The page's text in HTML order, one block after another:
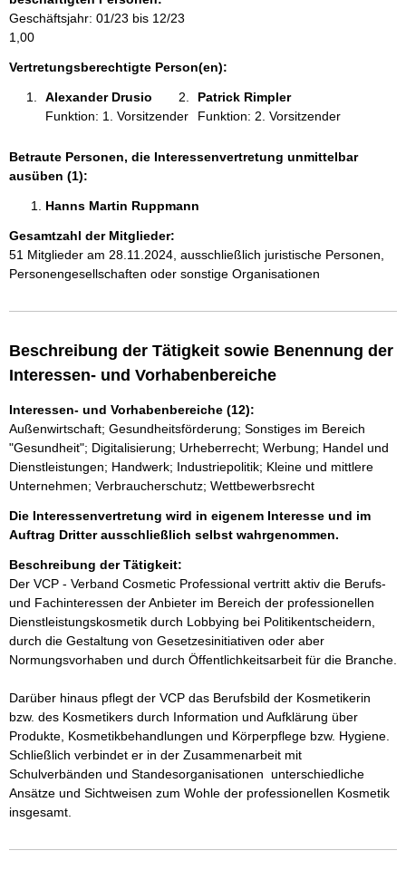
m
a
t
i
:
Geschäftsjahr: 01/23 bis 12/23
1,00
Vertretungsberechtigte Person(en):
Alexander Drusio
Funktion: 1. Vorsitzender
Patrick Rimpler
Funktion: 2. Vorsitzender
Betraute Personen, die Interessenvertretung unmittelbar
ausüben (1):
Hanns Martin Ruppmann
Gesamtzahl der Mitglieder:
51 Mitglieder am 28.11.2024, ausschließlich juristische Personen,
Personengesellschaften oder sonstige Organisationen
Beschreibung der Tätigkeit sowie Benennung der
Interessen- und Vorhabenbereiche
Interessen- und Vorhabenbereiche (12):
Außenwirtschaft; Gesundheitsförderung; Sonstiges im Bereich
"Gesundheit"; Digitalisierung; Urheberrecht; Werbung; Handel und
Dienstleistungen; Handwerk; Industriepolitik; Kleine und mittlere
Unternehmen; Verbraucherschutz; Wettbewerbsrecht
Die Interessenvertretung wird in eigenem Interesse und im
Auftrag Dritter ausschließlich selbst wahrgenommen.
Beschreibung der Tätigkeit:
Der VCP - Verband Cosmetic Professional vertritt aktiv die Berufs-
und Fachinteressen der Anbieter im Bereich der professionellen
Dienstleistungskosmetik durch Lobbying bei Politikentscheidern,
durch die Gestaltung von Gesetzesinitiativen oder aber
Normungsvorhaben und durch Öffentlichkeitsarbeit für die Branche.
Darüber hinaus pflegt der VCP das Berufsbild der Kosmetikerin
bzw. des Kosmetikers durch Information und Aufklärung über
Produkte, Kosmetikbehandlungen und Körperpflege bzw. Hygiene.
Schließlich verbindet er in der Zusammenarbeit mit
Schulverbänden und Standesorganisationen  unterschiedliche
Ansätze und Sichtweisen zum Wohle der professionellen Kosmetik
insgesamt.